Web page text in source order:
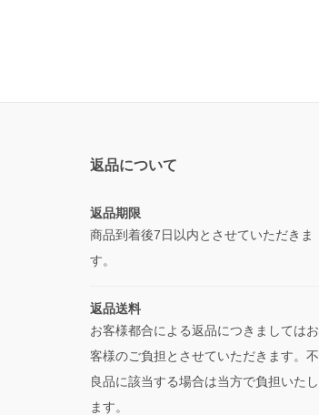
返品について
返品期限
商品到着後7日以内とさせていただきま
す。
返品送料
お客様都合による返品につきましてはお
客様のご負担とさせていただきます。不
良品に該当する場合は当方で負担いたし
ます。